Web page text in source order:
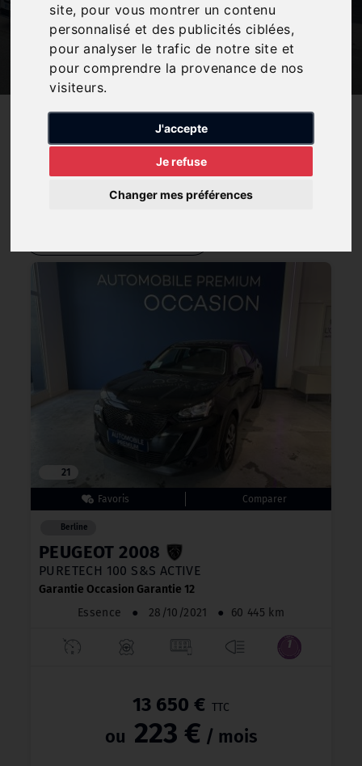
site, pour vous montrer un contenu
personnalisé et des publicités ciblées,
pour analyser le trafic de notre site et
pour comprendre la provenance de nos
visiteurs.
J'accepte
Je refuse
Changer mes préférences
disposition une large gamme de véhicules parmi
laquelle vous pouvez trouver celui qui
correspond le mieux à ce que vous recherchez.
RÉSULTATS
Récents
21
Berline
PEUGEOT 2008
PURETECH 100 S&S ACTIVE
Garantie Occasion Garantie 12
Essence
● 28/10/2021 ● 60 445 km
13 650 € TTC
ou 223 € / mois